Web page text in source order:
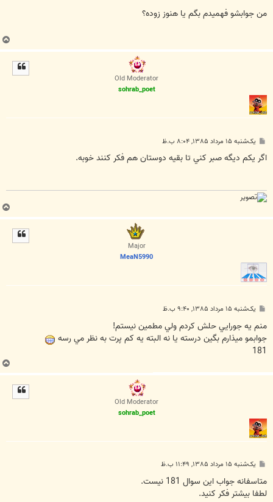
ت
من جوابشو فهمیدم بگم یا هنوز زوده؟
ب
ا
Old Moderator
sohrab_poet
پ
ت
یک‌شنبه ۱۵ مرداد ۱۳۸۵, ۸:۰۴ ب.ظ
اگر يكم ديگه صبر كني تا بقيه دوستان هم فكر كنند خوبه.
ب
ا
Major
MeaN5990
پ
ت
یک‌شنبه ۱۵ مرداد ۱۳۸۵, ۹:۴۰ ب.ظ
منم يه جورايي حلش کردم ولي مطمين نيستم!
جوابمو ميذارم بگين درسته يا نه البته يه کم پرت به نظر مي رسه
181
ب
ا
Old Moderator
sohrab_poet
پ
ت
یک‌شنبه ۱۵ مرداد ۱۳۸۵, ۱۱:۴۹ ب.ظ
متاسفانه جواب اين سوال 181 نيست.
لطفا بيشتر فكر كنيد.